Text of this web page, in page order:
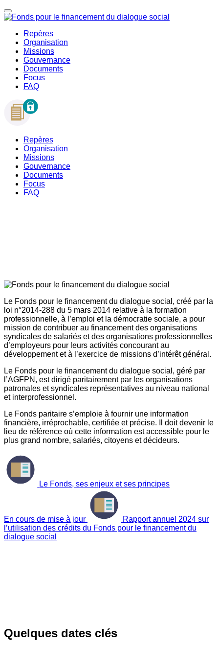
Repères
Organisation
Missions
Gouvernance
Documents
Focus
FAQ
Repères
Organisation
Missions
Gouvernance
Documents
Focus
FAQ
Le Fonds pour le financement du dialogue social, créé par la
loi n°2014-288 du 5 mars 2014 relative à la formation
professionnelle, à l’emploi et la démocratie sociale, a pour
mission de contribuer au financement des organisations
syndicales de salariés et des organisations professionnelles
d’employeurs pour leurs activités concourant au
développement et à l’exercice de missions d’intérêt général.
Le Fonds pour le financement du dialogue social, géré par
l’AGFPN, est dirigé paritairement par les organisations
patronales et syndicales représentatives au niveau national
et interprofessionnel.
Le Fonds paritaire s’emploie à fournir une information
financière, irréprochable, certifiée et précise. Il doit devenir le
lieu de référence où cette information est accessible pour le
plus grand nombre, salariés, citoyens et décideurs.
Le Fonds, ses enjeux et ses principes
En cours de mise à jour
Rapport annuel 2024 sur
l’utilisation des crédits du Fonds pour le financement du
dialogue social
Quelques dates clés